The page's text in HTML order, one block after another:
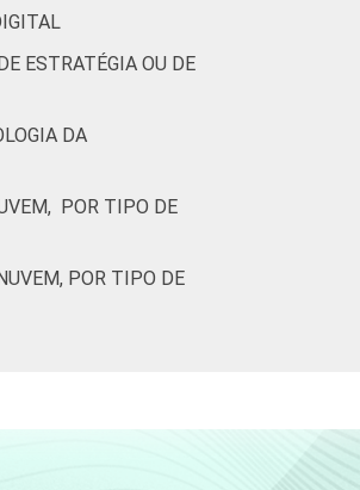
ESTRATÉGIA OU DE
DA
POR TIPO DE
POR TIPO DE